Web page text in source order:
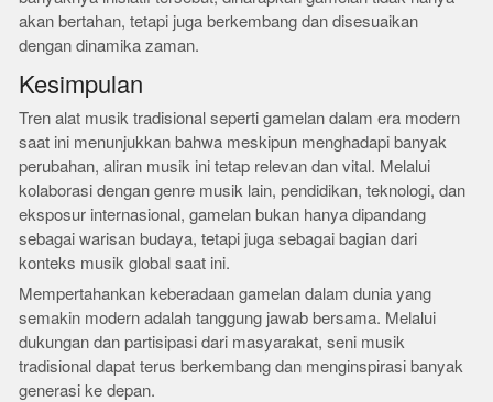
akan bertahan, tetapi juga berkembang dan disesuaikan
dengan dinamika zaman.
Kesimpulan
Tren alat musik tradisional seperti gamelan dalam era modern
saat ini menunjukkan bahwa meskipun menghadapi banyak
perubahan, aliran musik ini tetap relevan dan vital. Melalui
kolaborasi dengan genre musik lain, pendidikan, teknologi, dan
eksposur internasional, gamelan bukan hanya dipandang
sebagai warisan budaya, tetapi juga sebagai bagian dari
konteks musik global saat ini.
Mempertahankan keberadaan gamelan dalam dunia yang
semakin modern adalah tanggung jawab bersama. Melalui
dukungan dan partisipasi dari masyarakat, seni musik
tradisional dapat terus berkembang dan menginspirasi banyak
generasi ke depan.